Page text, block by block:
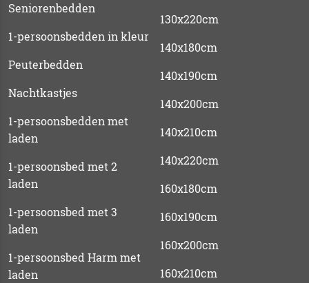
Seniorenbedden
1-persoonsbedden in kleur
Peuterbedden
Nachtkastjes
1-persoonsbedden met
laden
1-persoonsbed met 2
laden
1-persoonsbed met 3
laden
1-persoonsbed Harm met
laden
130x220cm
140x180cm
140x190cm
140x200cm
140x210cm
140x220cm
160x180cm
160x190cm
160x200cm
160x210cm